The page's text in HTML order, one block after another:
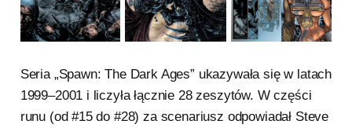
Seria „Spawn: The Dark Ages” ukazywała się w latach
1999–2001 i liczyła łącznie 28 zeszytów. W części
runu (od #15 do #28) za scenariusz odpowiadał Steve